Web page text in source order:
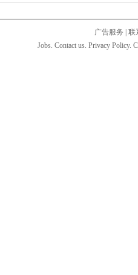
广告服务
联
Jobs. Contact us. Privacy Policy.